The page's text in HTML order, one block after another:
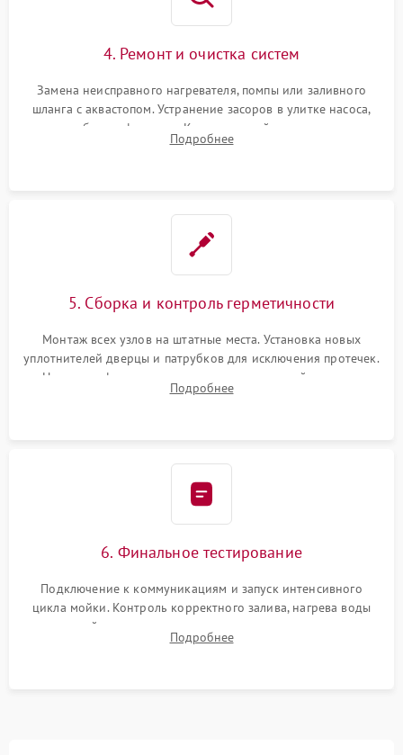
4. Ремонт и очистка систем
Замена неисправного нагревателя, помпы или заливного
шланга с аквастопом. Устранение засоров в улитке насоса,
патрубках и фильтрах. Компонентный ремонт платы
управления, восстановление поврежденной проводки.
Подробнее
5. Сборка и контроль герметичности
Монтаж всех узлов на штатные места. Установка новых
уплотнителей дверцы и патрубков для исключения протечек.
Надежная фиксация хомутов гидравлической системы,
сборка корпуса и установка датчика поплавка.
Подробнее
6. Финальное тестирование
Подключение к коммуникациям и запуск интенсивного
цикла мойки. Контроль корректного залива, нагрева воды
до нужной температуры, отсутствия посторонних шумов,
штатного слива и абсолютной сухости в поддоне.
Подробнее